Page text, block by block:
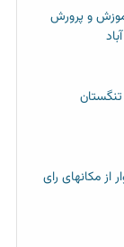
و پرورش
از مکانهای رای